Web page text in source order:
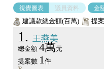
視覺圖表 議員資料 金
建議款總金額(百萬) 提
1 王燕美
總金額 4萬元
提案數 1件